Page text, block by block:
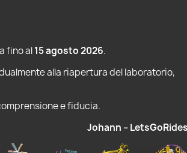
fino al 15 agosto 2026.
alla riapertura del laboratorio,
e fiducia.
Johann –